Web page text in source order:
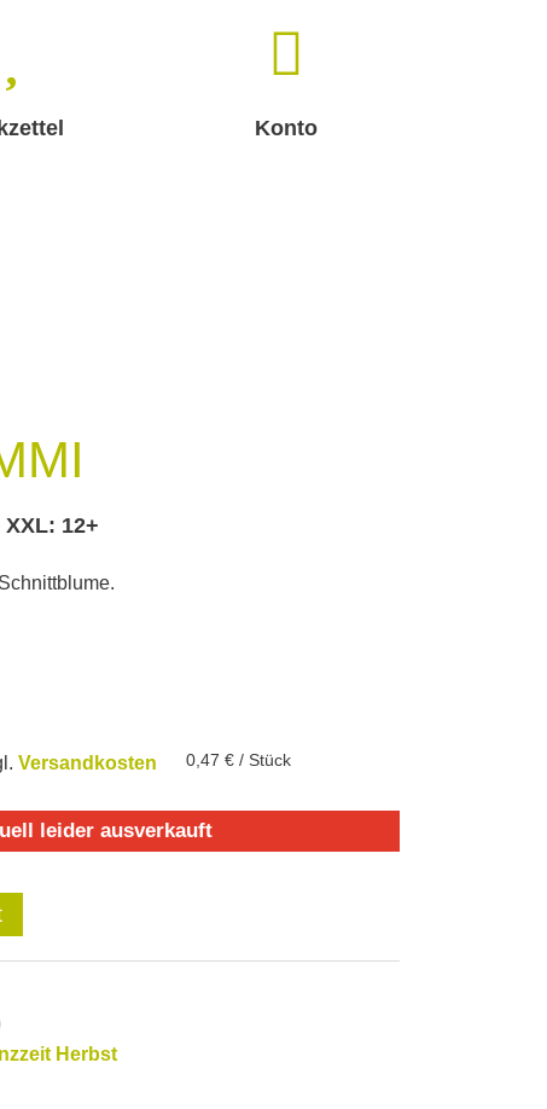
Konto
12+
Versandkosten 0,47€ / Stück
leider ausverkauft
Herbst